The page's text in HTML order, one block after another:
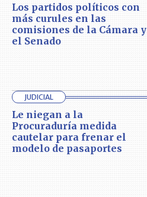
Los partidos políticos con
más curules en las
comisiones de la Cámara y
el Senado
JUDICIAL
Le niegan a la
Procuraduría medida
cautelar para frenar el
modelo de pasaportes